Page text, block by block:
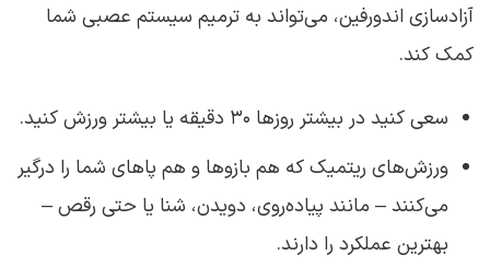
آزادسازی اندورفین، می‌تواند به ترمیم سیستم عصبی شما
کمک کند.
سعی کنید در بیشتر روزها ۳۰ دقیقه یا بیشتر ورزش کنید.
ورزش‌های ریتمیک که هم بازوها و هم پاهای شما را درگیر
می‌کنند – مانند پیاده‌روی، دویدن، شنا یا حتی رقص –
بهترین عملکرد را دارند.